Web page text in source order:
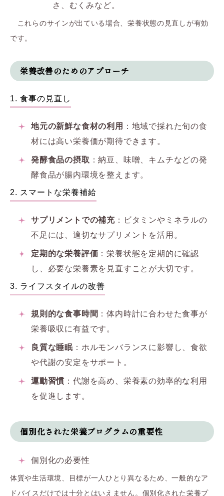
さ、むくみなど。
これらのサインが出ている場合、栄養状態の見直しが有効
です。
栄養改善のためのアプローチ
1. 食事の見直し
地元の新鮮な食材の利用
：地域で採れた旬の食
材には高い栄養価が期待できます。
発酵食品の摂取 ：納豆、味噌、キムチなどの発
酵食品が腸内環境を整えます。
2. スマートな栄養補給
サプリメントでの補充 ：ビタミンやミネラルの
不足には、適切なサプリメントを活用。
定期的な栄養評価 ：栄養状態を定期的に確認
し、必要な栄養素を見直すことが大切です。
3. ライフスタイルの改善
規則的な食事時間 ：体内時計に合わせた食事が
栄養吸収に有益です。
良質な睡眠 ：ホルモンバランスに影響し、食欲
や代謝の安定をサポート。
運動習慣 ：代謝を高め、栄養素の効率的な利用
を促進します。
個別化された栄養プログラムの重要性
個別化の必要性
体質や生活環境、目標が一人ひとり異なるため、一般的なア
ドバイスだけでは十分とはいえません。個別化された栄養プ